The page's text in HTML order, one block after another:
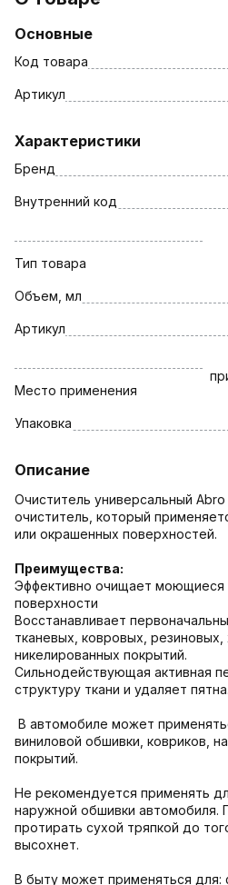
Основные
Код товара
Артикул
Характеристики
Бренд
Внутренний код
Тип товара
Объем, мл
Артикул
Место применения
Упаковка
Описание
Очиститель универсальный
очиститель, который
или окрашенных поверхностей.
Преимущества:
Эффективно очищает моющиеся
поверхности
Восстанавливает
тканевых, ковровых,
никелированных покрытий.
Сильнодействующая активная
структуру ткани и удаляет пятна.
В автомобиле может
виниловой обшивки, ковриков,
покрытий.
Не рекомендуется применять
наружной обшивки автомобиля.
протирать сухой тряпкой до
высохнет.
В быту может применяться для: